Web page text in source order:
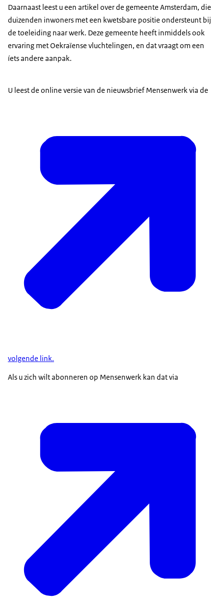
Daarnaast leest u een artikel over de gemeente Amsterdam, die
duizenden inwoners met een kwetsbare positie ondersteunt bij
de toeleiding naar werk. Deze gemeente heeft inmiddels ook
ervaring met Oekraïense vluchtelingen, en dat vraagt om een
íets andere aanpak.
U leest de online versie van de nieuwsbrief Mensenwerk via de
volgende link.
Als u zich wilt abonneren op Mensenwerk kan dat via